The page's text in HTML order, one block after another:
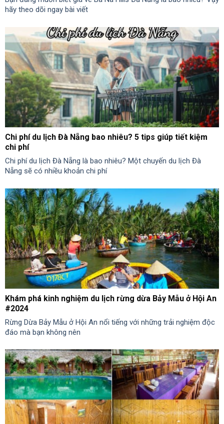
hãy theo dõi ngay bài viết
Chi phí du lịch Đà Nẵng bao nhiêu? 5 tips giúp tiết kiệm
chi phí
Chi phí du lịch Đà Nẵng là bao nhiêu? Một chuyến du lịch Đà
Nẵng sẽ có nhiều khoản chi phí
Khám phá kinh nghiệm du lịch rừng dừa Bảy Mẫu ở Hội An
#2024
Rừng Dừa Bảy Mẫu ở Hội An nổi tiếng với những trải nghiệm độc
đáo mà bạn không nên